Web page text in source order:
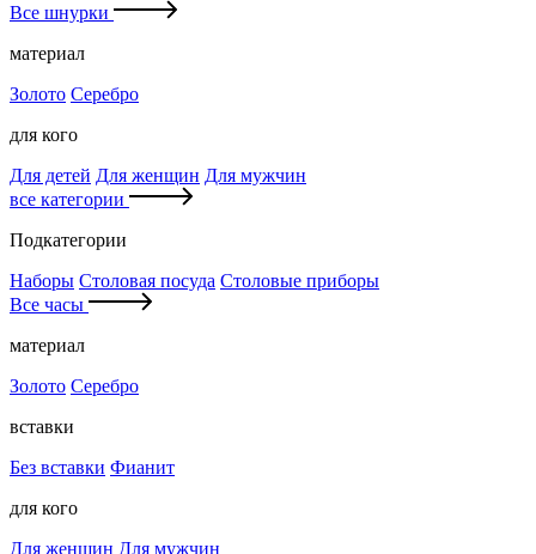
Все шнурки
материал
Золото Серебро
для кого
Для детей Для женщин Для мужчин
все категории
Подкатегории
Наборы Столовая посуда Столовые приборы
Все часы
материал
Золото Серебро
вставки
Без вставки Фианит
для кого
Для женщин Для мужчин